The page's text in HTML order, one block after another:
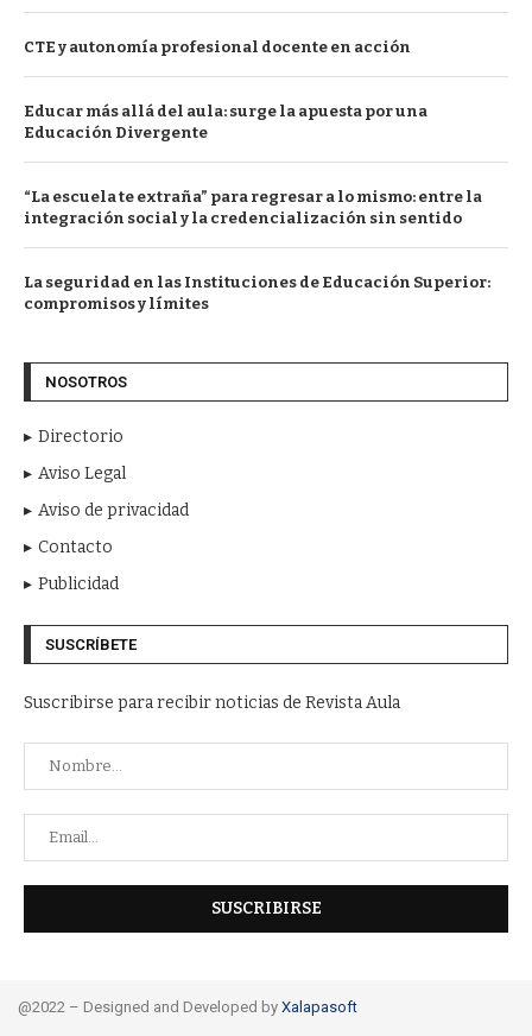
CTE y autonomía profesional docente en acción
Educar más allá del aula: surge la apuesta por una
Educación Divergente
“La escuela te extraña” para regresar a lo mismo: entre la
integración social y la credencialización sin sentido
La seguridad en las Instituciones de Educación Superior:
compromisos y límites
NOSOTROS
Directorio
Aviso Legal
Aviso de privacidad
Contacto
Publicidad
SUSCRÍBETE
Suscribirse para recibir noticias de Revista Aula
@2022 – Designed and Developed by Xalapasoft